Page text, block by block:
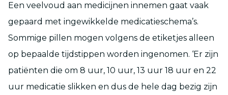
Een veelvoud aan medicijnen innemen gaat vaak
gepaard met ingewikkelde medicatieschema’s.
Sommige pillen mogen volgens de etiketjes alleen
op bepaalde tijdstippen worden ingenomen. ‘Er zijn
patiënten die om 8 uur, 10 uur, 13 uur 18 uur en 22
uur medicatie slikken en dus de hele dag bezig zijn